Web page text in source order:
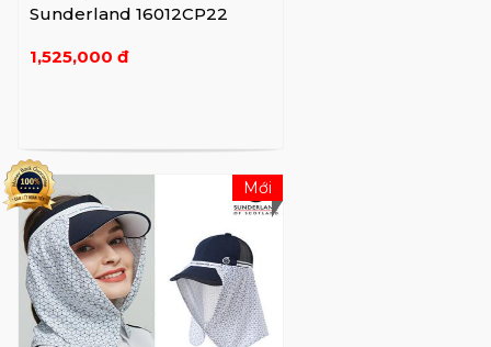
Sunderland 16012CP22
1,525,000 đ
Mới